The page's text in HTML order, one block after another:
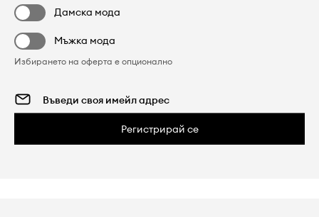
Дамска мода
Мъжка мода
Избирането на оферта е опционално
Регистрирай се